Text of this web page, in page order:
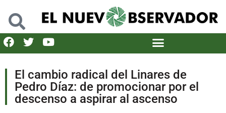
El cambio radical del Linares de
Pedro Díaz: de promocionar por el
descenso a aspirar al ascenso